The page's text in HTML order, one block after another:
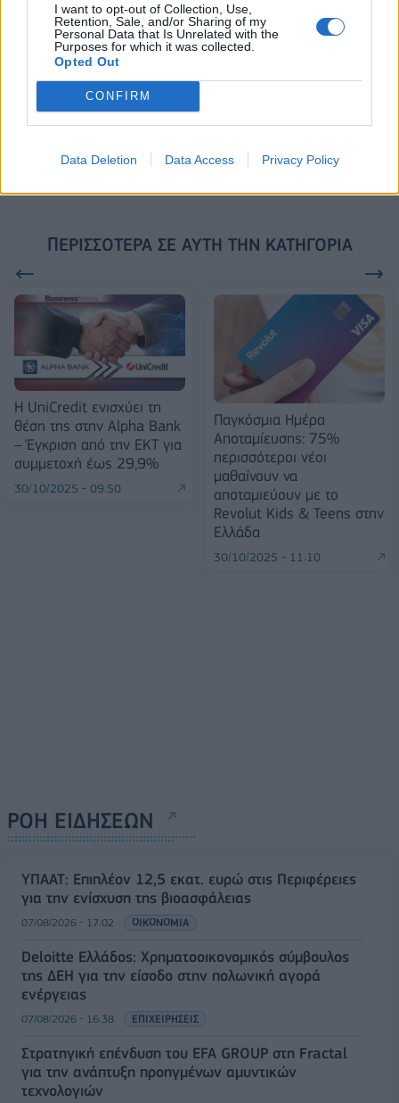
I want to opt-out of Collection, Use,
Retention, Sale, and/or Sharing of my
Personal Data that Is Unrelated with the
Purposes for which it was collected.
Opted Out
CONFIRM
Data Deletion Data Access Privacy Policy
18η συνεχόμενη χρονιά για τον ΟΤΕ στη διεθνή σειρά δεικτών
FTSE4Good
Alpha Bank: Για πρώτη φορά το Αρχαίο Θέατρο Επιδαύρου άνοιξε τις
ΠΕΡΙΣΣΌΤΕΡΑ ΣΕ ΑΥΤΉ ΤΗΝ ΚΑΤΗΓΟΡΊΑ
Η UniCredit ενισχύει τη
θέση της στην Alpha Bank
– Έγκριση από την ΕΚΤ για
συμμετοχή έως 29,9%
30/10/2025 - 09:50
Παγκόσμια Ημέρα
Αποταμίευσης: 75%
περισσότεροι νέοι
μαθαίνουν να
αποταμιεύουν με το
Revolut Kids & Teens στην
Ελλάδα
30/10/2025 - 11:10
ΡΟΗ ΕΙΔΗΣΕΩΝ
ΥΠΑΑΤ: Επιπλέον 12,5 εκατ. ευρώ στις Περιφέρειες
για την ενίσχυση της βιοασφάλειας
07/08/2026 - 17:02 ΟΙΚΟΝΟΜΙΑ
Deloitte Ελλάδος: Χρηματοοικονομικός σύμβουλος
της ΔΕΗ για την είσοδο στην πολωνική αγορά
ενέργειας
07/08/2026 - 16:38 ΕΠΙΧΕΙΡΗΣΕΙΣ
Στρατηγική επένδυση του EFA GROUP στη Fractal
για την ανάπτυξη προηγμένων αμυντικών
τεχνολογιών